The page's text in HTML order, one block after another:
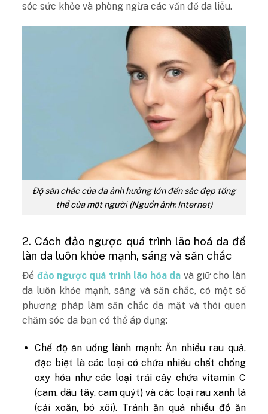
sóc sức khỏe và phòng ngừa các vấn đề da liễu.
Độ săn chắc của da ảnh hưởng lớn đến sắc đẹp tổng
thể của một người (Nguồn ảnh: Internet)
2. Cách đảo ngược quá trình lão hoá da để
làn da luôn khỏe mạnh, sáng và săn chắc
Để đảo ngược quá trình lão hóa da và giữ cho làn
da luôn khỏe mạnh, sáng và săn chắc, có một số
phương pháp làm săn chắc da mặt và thói quen
chăm sóc da bạn có thể áp dụng:
Chế độ ăn uống lành mạnh: Ăn nhiều rau quả,
đặc biệt là các loại có chứa nhiều chất chống
oxy hóa như các loại trái cây chứa vitamin C
(cam, dâu tây, cam quýt) và các loại rau xanh lá
(cải xoăn, bó xôi). Tránh ăn quá nhiều đồ ăn